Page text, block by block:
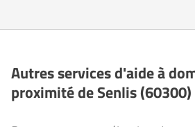
Autres services d'aide à
proximité de Senlis (60300)